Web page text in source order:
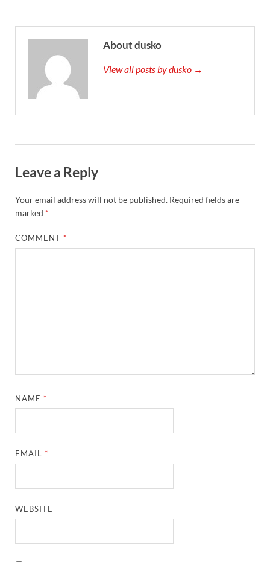
About dusko
View all posts by dusko →
Leave a Reply
Your email address will not be published. Required fields are
marked *
COMMENT*
NAME*
EMAIL*
WEBSITE